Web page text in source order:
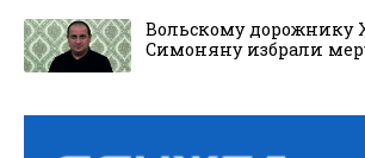
Вольскому дорожнику
Симоняну избрали